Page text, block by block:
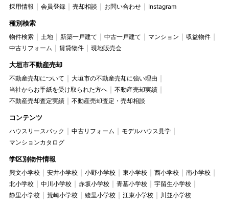
採用情報
会員登録 売却相談 お問い合わせ Instagram
種別検索
物件検索 土地 新築一戸建て 中古一戸建て マンション
収益物件
中古リフォーム
賃貸物件 現地販売会
大垣市不動産売却
不動産売却について
大垣市の不動産売却に強い理由
当社からお手紙を受け取られた方へ
不動産売却実績
不動産売却査定実績
不動産売却査定・売却相談
コンテンツ
ハウスリースバック 中古リフォーム
モデルハウス見学
マンションカタログ
学区別物件情報
興文小学校 安井小学校 小野小学校 東小学校 西小学校
南小学校
北小学校
中川小学校 赤坂小学校 青墓小学校
宇留生小学校
静里小学校
荒崎小学校 綾里小学校 江東小学校 川並小学校